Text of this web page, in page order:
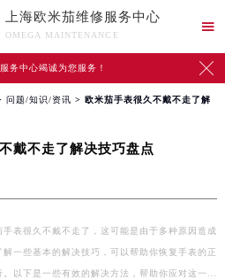
上海欧米茄维修服务中心
OMEGA MAINTENANCE

务中心竭诚为您服务！ 
问题/知识/资讯 > 欧米茄手表很久不戴不走了解
戴不走了解决技巧盘点
手表很久不戴不走了，这可能是由于多种原因造成
解一些基本的解决技巧，可以帮助你恢复手表的正
。以下是一些有效的解决方法，帮助你应对这一…